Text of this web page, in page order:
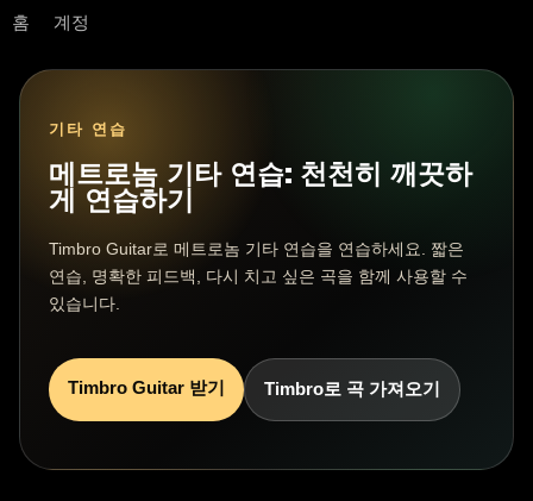
홈 계정
기타 연습
메트로놈 기타 연습: 천천히 깨끗하
게 연습하기
Timbro Guitar로 메트로놈 기타 연습을 연습하세요. 짧은
연습, 명확한 피드백, 다시 치고 싶은 곡을 함께 사용할 수
있습니다.
Timbro Guitar 받기 Timbro로 곡 가져오기